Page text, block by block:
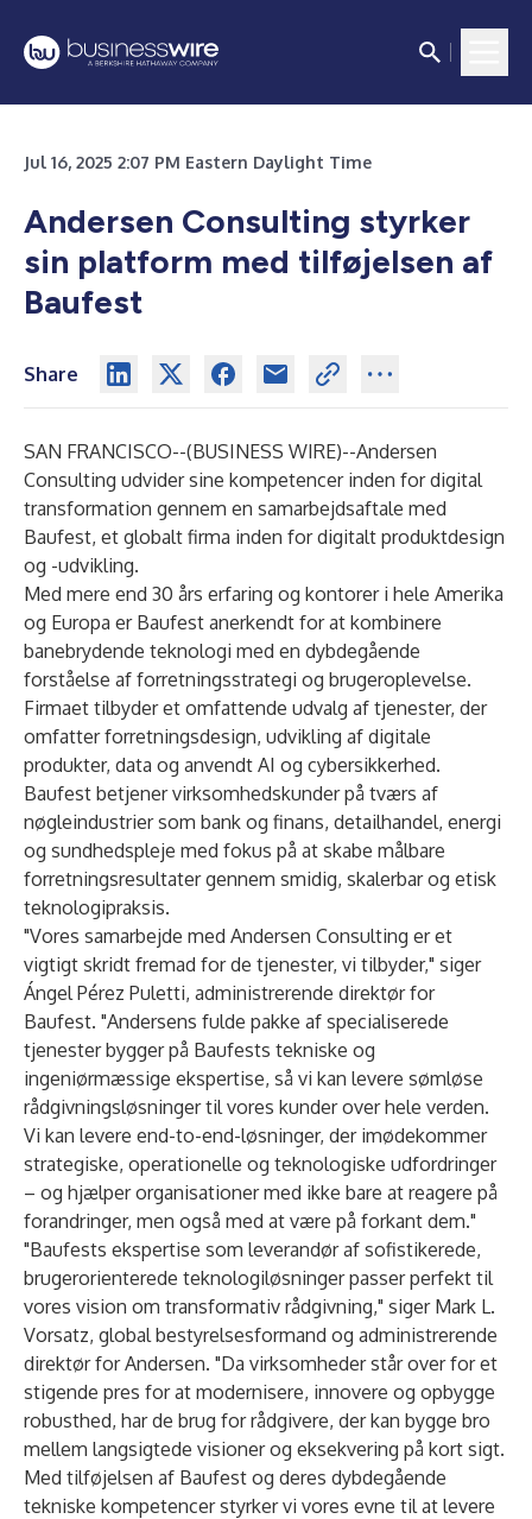
Jul 16, 2025 2:07 PM Eastern Daylight Time
Andersen Consulting styrker
sin platform med tilføjelsen af
Baufest
Share
SAN FRANCISCO--(BUSINESS WIRE)--Andersen
Consulting udvider sine kompetencer inden for digital
transformation gennem en samarbejdsaftale med
Baufest, et globalt firma inden for digitalt produktdesign
og -udvikling.
Med mere end 30 års erfaring og kontorer i hele Amerika
og Europa er Baufest anerkendt for at kombinere
banebrydende teknologi med en dybdegående
forståelse af forretningsstrategi og brugeroplevelse.
Firmaet tilbyder et omfattende udvalg af tjenester, der
omfatter forretningsdesign, udvikling af digitale
produkter, data og anvendt AI og cybersikkerhed.
Baufest betjener virksomhedskunder på tværs af
nøgleindustrier som bank og finans, detailhandel, energi
og sundhedspleje med fokus på at skabe målbare
forretningsresultater gennem smidig, skalerbar og etisk
teknologipraksis.
"Vores samarbejde med Andersen Consulting er et
vigtigt skridt fremad for de tjenester, vi tilbyder," siger
Ángel Pérez Puletti, administrerende direktør for
Baufest. "Andersens fulde pakke af specialiserede
tjenester bygger på Baufests tekniske og
ingeniørmæssige ekspertise, så vi kan levere sømløse
rådgivningsløsninger til vores kunder over hele verden.
Vi kan levere end-to-end-løsninger, der imødekommer
strategiske, operationelle og teknologiske udfordringer
– og hjælper organisationer med ikke bare at reagere på
forandringer, men også med at være på forkant dem."
"Baufests ekspertise som leverandør af sofistikerede,
brugerorienterede teknologiløsninger passer perfekt til
vores vision om transformativ rådgivning," siger Mark L.
Vorsatz, global bestyrelsesformand og administrerende
direktør for Andersen. "Da virksomheder står over for et
stigende pres for at modernisere, innovere og opbygge
robusthed, har de brug for rådgivere, der kan bygge bro
mellem langsigtede visioner og eksekvering på kort sigt.
Med tilføjelsen af Baufest og deres dybdegående
tekniske kompetencer styrker vi vores evne til at levere